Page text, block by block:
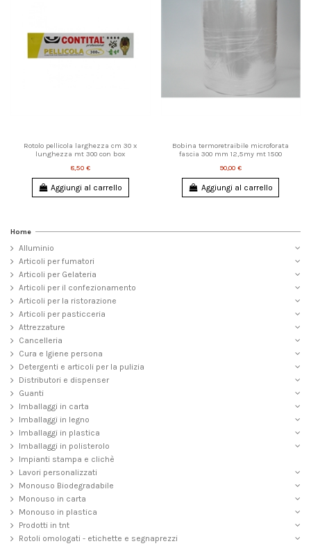
Rotolo pellicola larghezza cm 30 x
lunghezza mt 300 con box
8,50 €
Aggiungi al carrello
Bobina termoretraibile microforata
fascia 300 mm 12,5my mt 1500
90,00 €
Aggiungi al carrello
Home
Alluminio
Articoli per fumatori
Articoli per Gelateria
Articoli per il confezionamento
Articoli per la ristorazione
Articoli per pasticceria
Attrezzature
Cancelleria
Cura e Igiene persona
Detergenti e articoli per la pulizia
Distributori e dispenser
Guanti
Imballaggi in carta
Imballaggi in legno
Imballaggi in plastica
Imballaggi in polisterolo
Impianti stampa e clichè
Lavori personalizzati
Monouso Biodegradabile
Monouso in carta
Monouso in plastica
Prodotti in tnt
Rotoli omologati - etichette e segnaprezzi